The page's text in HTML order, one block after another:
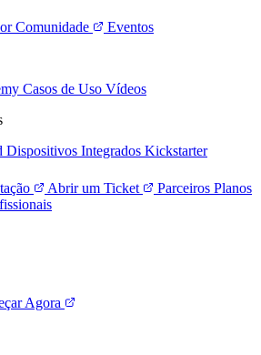
Comunidade
Eventos
Casos de Uso Vídeos
Dispositivos Integrados Kickstarter
Abrir um Ticket Parceiros Planos
Agora